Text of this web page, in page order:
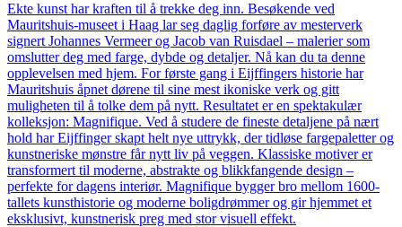
Ekte kunst har kraften til å trekke deg inn. Besøkende ved
Mauritshuis-museet i Haag lar seg daglig forføre av mesterverk
signert Johannes Vermeer og Jacob van Ruisdael – malerier som
omslutter deg med farge, dybde og detaljer. Nå kan du ta denne
opplevelsen med hjem. For første gang i Eijffingers historie har
Mauritshuis åpnet dørene til sine mest ikoniske verk og gitt
muligheten til å tolke dem på nytt. Resultatet er en spektakulær
kolleksjon: Magnifique. Ved å studere de fineste detaljene på nært
hold har Eijffinger skapt helt nye uttrykk, der tidløse fargepaletter og
kunstneriske mønstre får nytt liv på veggen. Klassiske motiver er
transformert til moderne, abstrakte og blikkfangende design –
perfekte for dagens interiør. Magnifique bygger bro mellom 1600-
tallets kunsthistorie og moderne boligdrømmer og gir hjemmet et
eksklusivt, kunstnerisk preg med stor visuell effekt.